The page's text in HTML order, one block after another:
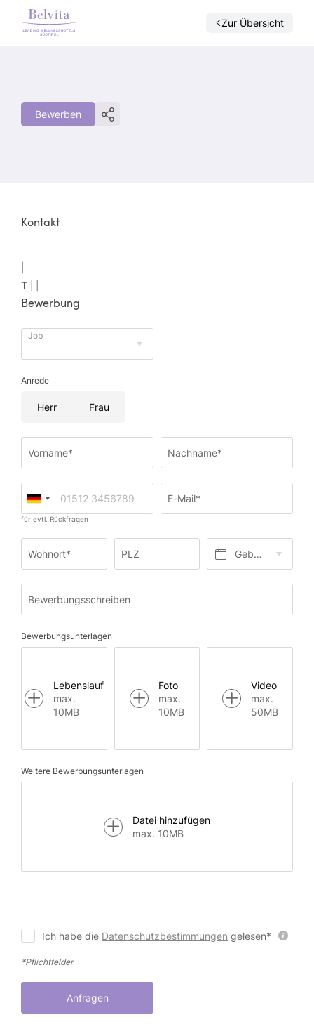
Zur Übersicht
Bewerben
Kontakt
T |
Bewerbung
Job
Anrede
Herr Frau
Vorname* Nachname*
für evtl. Rückfragen
E-Mail*
Wohnort* PLZ Geburtsdatum*
Bewerbungsschreiben
Bewerbungsunterlagen
Lebenslauf
max.
10MB
Foto
max.
10MB
Video
max.
50MB
Weitere Bewerbungsunterlagen
Datei hinzufügen
max. 10MB
Ich habe die Datenschutzbestimmungen gelesen*
*Pflichtfelder
Anfragen